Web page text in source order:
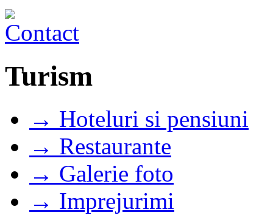
Turism
→ Hoteluri si pensiuni
→ Restaurante
→ Galerie foto
→ Imprejurimi